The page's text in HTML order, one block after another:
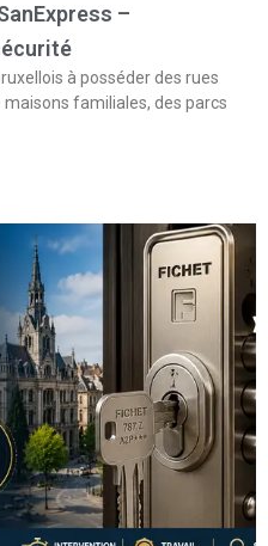
–
à posséder des rues
familiales, des parcs